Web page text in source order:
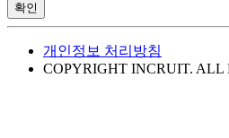
확인
개인정보 처리방침
COPYRIGHT INCRUIT. ALL